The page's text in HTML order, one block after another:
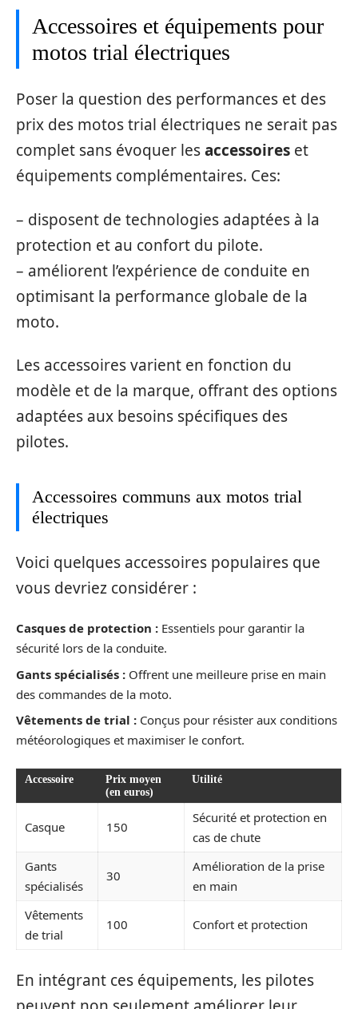
Accessoires et équipements pour
motos trial électriques
Poser la question des performances et des
prix des motos trial électriques ne serait pas
complet sans évoquer lesaccessoires et
équipements complémentaires. Ces:
– disposent de technologies adaptées à la
protection et au confort du pilote.
– améliorent l’expérience de conduite en
optimisant la performance globale de la
moto.
Les accessoires varient en fonction du
modèle et de la marque, offrant des options
adaptées aux besoins spécifiques des
pilotes.
Accessoires communs aux motos trial
électriques
Voici quelques accessoires populaires que
vous devriez considérer :
Casques de protection : Essentiels pour garantir la
sécurité lors de la conduite.
Gants spécialisés : Offrent une meilleure prise en main
des commandes de la moto.
Vêtements de trial : Conçus pour résister aux conditions
météorologiques et maximiser le confort.
Accessoire
Prix moyen
(en euros)
Utilité
Casque 150
Sécurité et protection en
cas de chute
Gants
spécialisés
30
Amélioration de la prise
en main
Vêtements
de trial
100 Confort et protection
En intégrant ces équipements, les pilotes